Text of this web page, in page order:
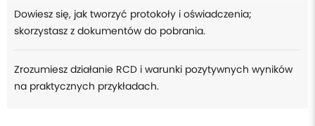
Dowiesz się, jak tworzyć protokoły i oświadczenia;
skorzystasz z dokumentów do pobrania.
Zrozumiesz działanie RCD i warunki pozytywnych wyników
na praktycznych przykładach.